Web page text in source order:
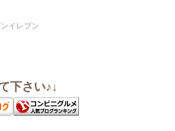
イレブン
下さい♪↓